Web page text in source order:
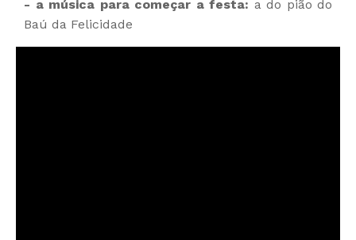
- a música para começar a festa: a do pião do
Baú da Felicidade